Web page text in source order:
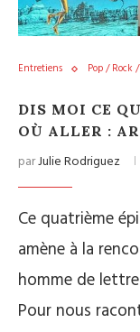
Entretiens Pop / Rock
DIS MOI CE
OÙ ALLER :
parJulie Rodriguez
Ce quatrième
amène à la
homme de
Pour nous